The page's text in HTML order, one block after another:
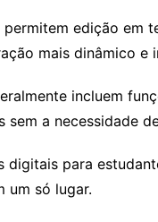
edição em
mais dinâmico e
incluem
a necessidade
digitais para
um só lugar.